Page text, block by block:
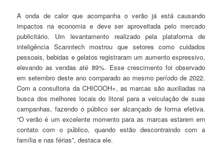
A onda de calor que acompanha o verão já está causando
impactos na economia e deve ser aproveitada pelo mercado
publicitário. Um levantamento realizado pela plataforma de
inteligência Scanntech mostrou que setores como cuidados
pessoais, bebidas e gelatos registraram um aumento expressivo,
elevando as vendas até 89%. Esse crescimento foi observado
em setembro deste ano comparado ao mesmo período de 2022.
Com a consultoria da CHICOOH+, as marcas são auxiliadas na
busca dos melhores locais do litoral para a veiculação de suas
campanhas, fazendo o público ser alcançado de forma efetiva.
“O verão é um excelente momento para as marcas estarem em
contato com o público, quando estão descontraindo com a
família e nas férias”, destaca ele.